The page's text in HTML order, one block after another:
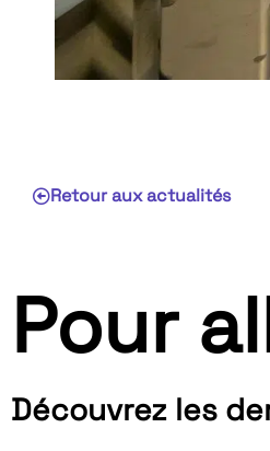
Retour aux actualités
Pour
Découvrez les